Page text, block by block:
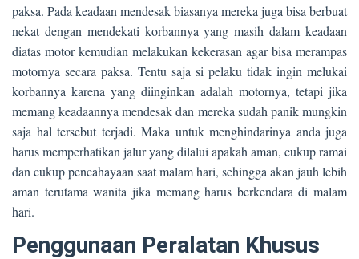
paksa. Pada keadaan mendesak biasanya mereka juga bisa berbuat
nekat dengan mendekati korbannya yang masih dalam keadaan
diatas motor kemudian melakukan kekerasan agar bisa merampas
motornya secara paksa. Tentu saja si pelaku tidak ingin melukai
korbannya karena yang diinginkan adalah motornya, tetapi jika
memang keadaannya mendesak dan mereka sudah panik mungkin
saja hal tersebut terjadi. Maka untuk menghindarinya anda juga
harus memperhatikan jalur yang dilalui apakah aman, cukup ramai
dan cukup pencahayaan saat malam hari, sehingga akan jauh lebih
aman terutama wanita jika memang harus berkendara di malam
hari.
Penggunaan Peralatan Khusus